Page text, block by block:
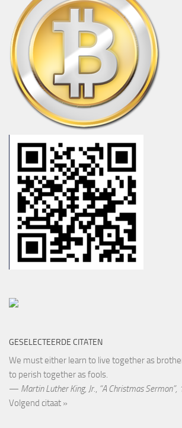
GESELECTEERDE CITATEN
We must either learn to live together as
to perish together as fools.
— Martin Luther King, Jr., “A Christmas Sermon”,
Volgend citaat »